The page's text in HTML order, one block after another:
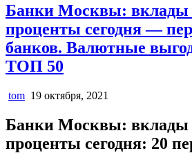
Банки Москвы: вклады
проценты сегодня —
банков. Валютные
ТОП 50
tom 19 октября, 2021
Банки Москвы: вклады
проценты сегодня: 20